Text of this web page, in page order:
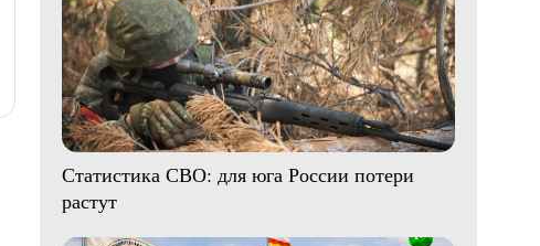
Статистика СВО: для юга России потери
растут